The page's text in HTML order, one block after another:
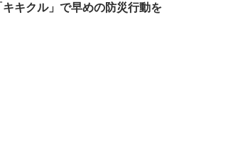
キクル」で早めの防災行動を